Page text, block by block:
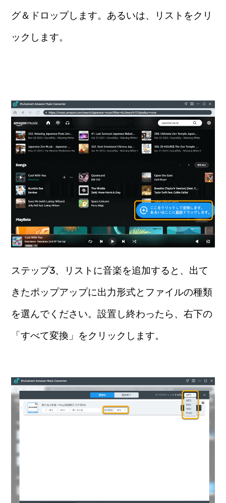
グ＆ドロップします。あるいは、リストをクリ
ックします。
ステップ3、リストに音楽を追加すると、出て
きたポップアップに出力形式とファイルの種類
を選んでください。設置し終わったら、右下の
「すべて変換」をクリックします。